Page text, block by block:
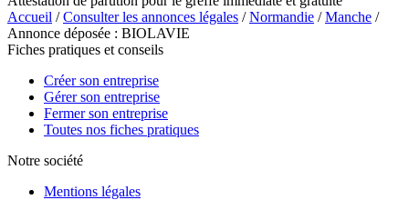
Accueil /Consulter les annonces légales /Normandie /Manche /
Annonce déposée : BIOLAVIE
Fiches pratiques et conseils
Créer son entreprise
Gérer son entreprise
Fermer son entreprise
Toutes nos fiches pratiques
Notre société
Mentions légales